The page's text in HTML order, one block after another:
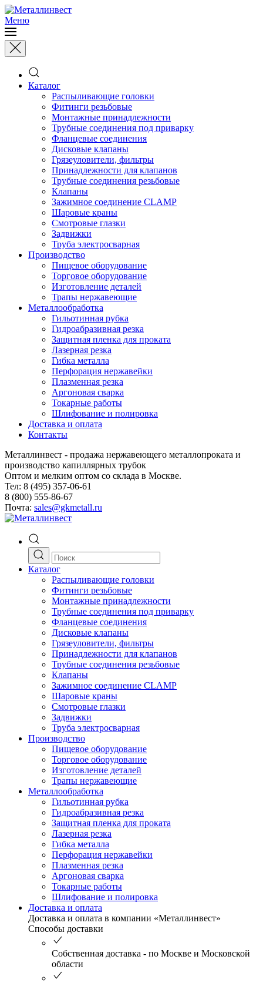
Меню
Каталог
Распыливающие головки
Фитинги резьбовые
Монтажные принадлежности
Трубные соединения под приварку
Фланцевые соединения
Дисковые клапаны
Грязеуловители, фильтры
Принадлежности для клапанов
Трубные соединения резьбовые
Клапаны
Зажимное соединение CLAMP
Шаровые краны
Смотровые глазки
Задвижки
Труба электросварная
Производство
Пищевое оборудование
Торговое оборудование
Изготовление деталей
Трапы нержавеющие
Металлообработка
Гильотинная рубка
Гидроабразивная резка
Защитная пленка для проката
Лазерная резка
Гибка металла
Перфорация нержавейки
Плазменная резка
Аргоновая сварка
Токарные работы
Шлифование и полировка
Доставка и оплата
Контакты
Металлинвест - продажа нержавеющего металлопроката и
производство капиллярных трубок
Оптом и мелким оптом со склада в Москве.
Тел: 8 (495) 357-06-61
8 (800) 555-86-67
Почта: sales@gkmetall.ru
Каталог
Распыливающие головки
Фитинги резьбовые
Монтажные принадлежности
Трубные соединения под приварку
Фланцевые соединения
Дисковые клапаны
Грязеуловители, фильтры
Принадлежности для клапанов
Трубные соединения резьбовые
Клапаны
Зажимное соединение CLAMP
Шаровые краны
Смотровые глазки
Задвижки
Труба электросварная
Производство
Пищевое оборудование
Торговое оборудование
Изготовление деталей
Трапы нержавеющие
Металлообработка
Гильотинная рубка
Гидроабразивная резка
Защитная пленка для проката
Лазерная резка
Гибка металла
Перфорация нержавейки
Плазменная резка
Аргоновая сварка
Токарные работы
Шлифование и полировка
Доставка и оплата
Доставка и оплата в компании «Металлинвест»
Способы доставки
Собственная доставка - по Москве и Московской
области